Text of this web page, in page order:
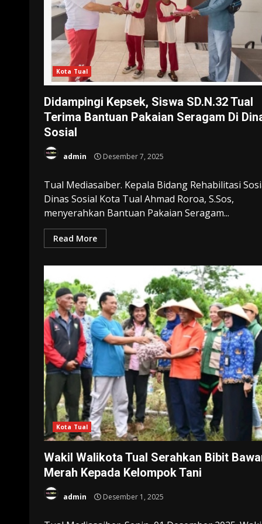
Kota Tual
Didampingi Kepsek, Siswa SD.N.32 Tual
Terima Bantuan Pakaian Seragam Di
Sosial
admin Desember 7, 2025
Tual Mediasaiber. Kepala Bidang Rehabilitasi
Dinas Sosial Kota Tual Ahmad Roroa, S.Sos,
menyerahkan Bantuan Pakaian Seragam...
Read More
Kota Tual
Wakil Walikota Tual Serahkan Bibit
Merah Kepada Kelompok Tani
admin Desember 1, 2025